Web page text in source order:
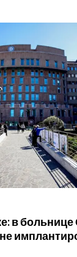
в больнице